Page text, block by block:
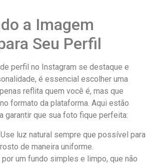
a Imagem
​Seu Perfil
perfil no Instagram⁣ se destaque⁤ e
é‍ essencial escolher uma
reflita quem ⁣você é, mas que
formato da plataforma. ‍Aqui ‌estão
garantir que​ sua ⁤foto fique perfeita:
​Use ‌luz natural sempre que​ possível para
de maneira uniforme.
por um fundo simples e limpo, que⁤ não